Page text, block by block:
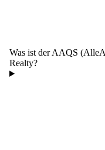
Was ist der AAQS
Realty?